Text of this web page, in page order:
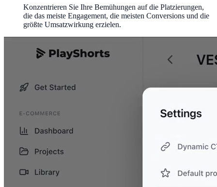
Konzentrieren Sie Ihre Bemühungen auf die Platzierungen,
die das meiste Engagement, die meisten Conversions und die
größte Umsatzwirkung erzielen.